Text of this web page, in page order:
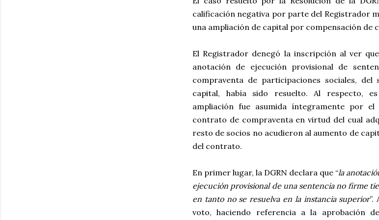
calificación negativa por parte del Registrador
una ampliación de capital por compensación de
El Registrador denegó la inscripción al ver
anotación de ejecución provisional de
compraventa de participaciones sociales,
capital, había sido resuelto. Al respecto,
ampliación fue asumida íntegramente por
contrato de compraventa en virtud del cual
resto de socios no acudieron al aumento de
del contrato.
En primer lugar, la DGRN declara que “la
ejecución provisional de una sentencia no firme
en tanto no se resuelva en la instancia superior”.
voto, haciendo referencia a la aprobación